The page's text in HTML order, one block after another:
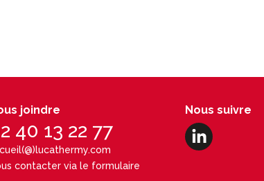
joindre
40 13 22 77
contacter via le formulaire
Nous suivre